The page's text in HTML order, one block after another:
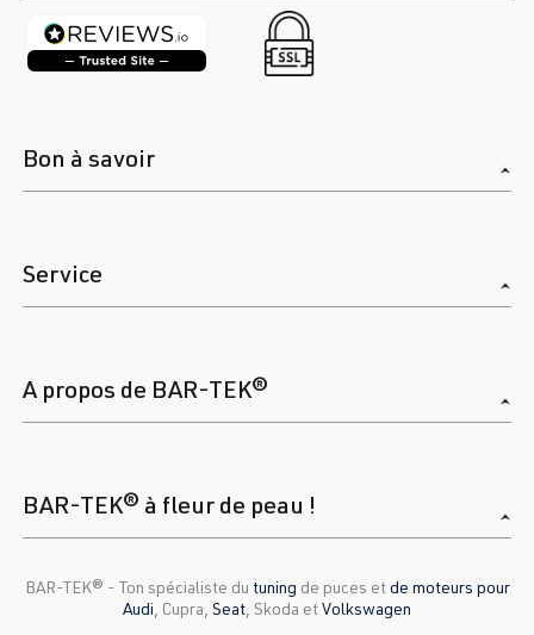
Bon à savoir
Service
A propos de BAR-TEK®
BAR-TEK® à fleur de peau !
BAR-TEK®️ - Ton spécialiste du tuning de puces etde moteurs pour
Audi , Cupra, Seat , Skoda etVolkswagen